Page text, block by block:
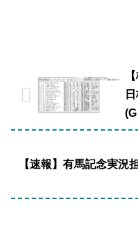
【速報】有馬記念実況